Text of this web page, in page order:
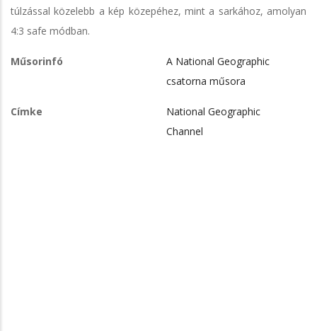
túlzással közelebb a kép közepéhez, mint a sarkához, amolyan
4:3 safe módban.
Műsorinfó
A National Geographic
csatorna műsora
Címke
National Geographic
Channel